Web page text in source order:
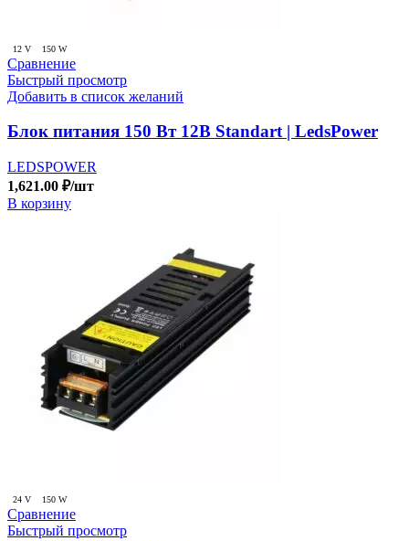
12 V 150 W
Сравнение
Быстрый просмотр
Добавить в список желаний
Блок питания 150 Вт 12В Standart | LedsPower
LEDSPOWER
1,621.00 ₽/шт
В корзину
24 V 150 W
Сравнение
Быстрый просмотр